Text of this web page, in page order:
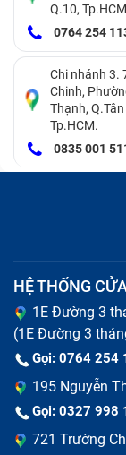
Q.10,
0764 254
Chi nhánh 3.
Chinh,
Thạnh, Q.Tân
Tp.HCM.
0835 001
HỆ THỐNG
1E Đường 3
(1E Đường 3
Gọi: 0764 254
195 Nguyễn
Gọi: 0327 998
721 Trường